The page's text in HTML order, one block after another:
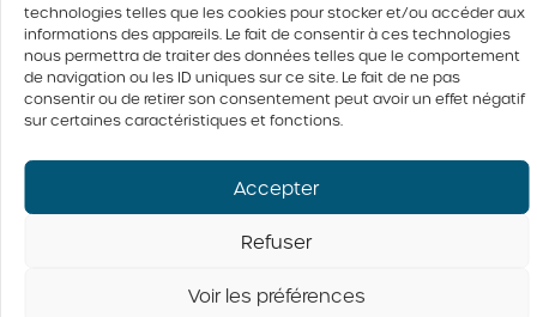
technologies telles que les cookies pour stocker et/ou accéder aux
informations des appareils. Le fait de consentir à ces technologies
nous permettra de traiter des données telles que le comportement
de navigation ou les ID uniques sur ce site. Le fait de ne pas
consentir ou de retirer son consentement peut avoir un effet négatif
sur certaines caractéristiques et fonctions.
Accepter
Refuser
Voir les préférences
Conception Activis Votre agence web